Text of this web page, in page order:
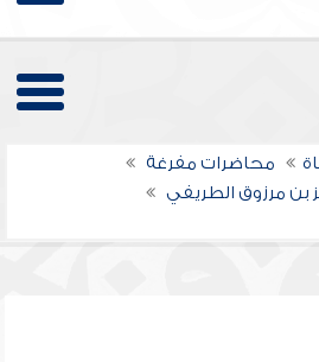
محاضرات مفرغة
بن مرزوق الطريفي